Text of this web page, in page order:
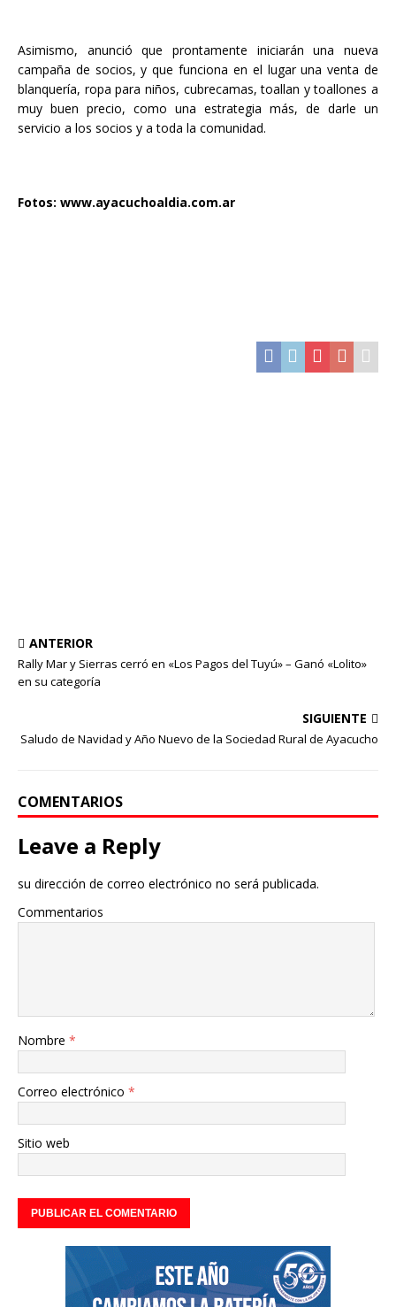
Asimismo, anunció que prontamente iniciarán una nueva
campaña de socios, y que funciona en el lugar una venta de
blanquería, ropa para niños, cubrecamas, toallan y toallones a
muy buen precio, como una estrategia más, de darle un
servicio a los socios y a toda la comunidad.
Fotos: www.ayacuchoaldia.com.ar
ANTERIOR
Rally Mar y Sierras cerró en «Los Pagos del Tuyú» – Ganó «Lolito»
en su categoría
SIGUIENTE
Saludo de Navidad y Año Nuevo de la Sociedad Rural de Ayacucho
COMENTARIOS
Leave a Reply
su dirección de correo electrónico no será publicada.
Commentarios
Nombre *
Correo electrónico *
Sitio web